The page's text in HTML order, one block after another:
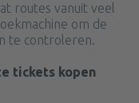
routes vanuit veel
om de
te controleren.
tickets kopen